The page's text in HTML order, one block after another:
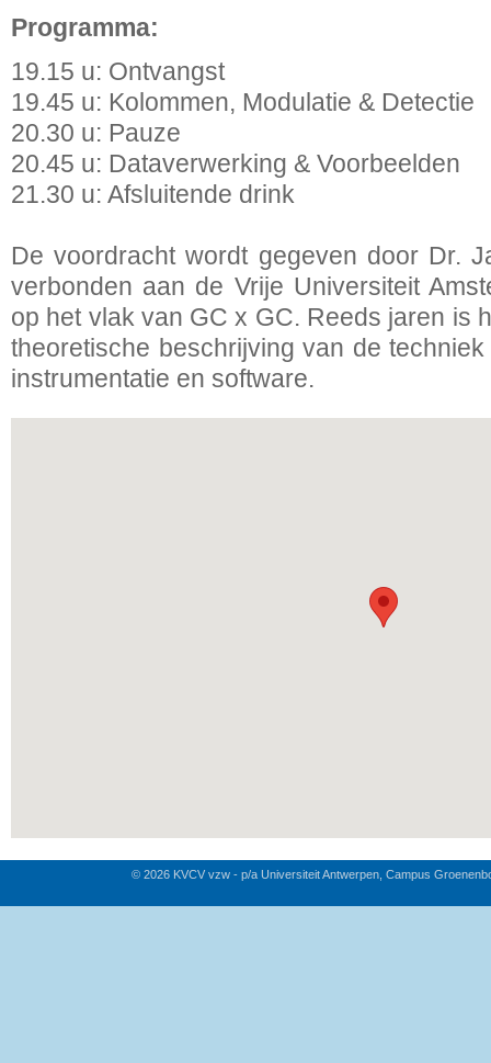
Programma:
19.15 u: Ontvangst
19.45 u: Kolommen, Modulatie & Detectie
20.30 u: Pauze
20.45 u: Dataverwerking & Voorbeelden
21.30 u: Afsluitende drink
De voordracht wordt gegeven door Dr.
verbonden aan de Vrije Universiteit
op het vlak van GC x GC. Reeds jaren is
theoretische beschrijving van de
instrumentatie en software.
© 2026 KVCV vzw - p/a Universiteit Antwerpen, Campus